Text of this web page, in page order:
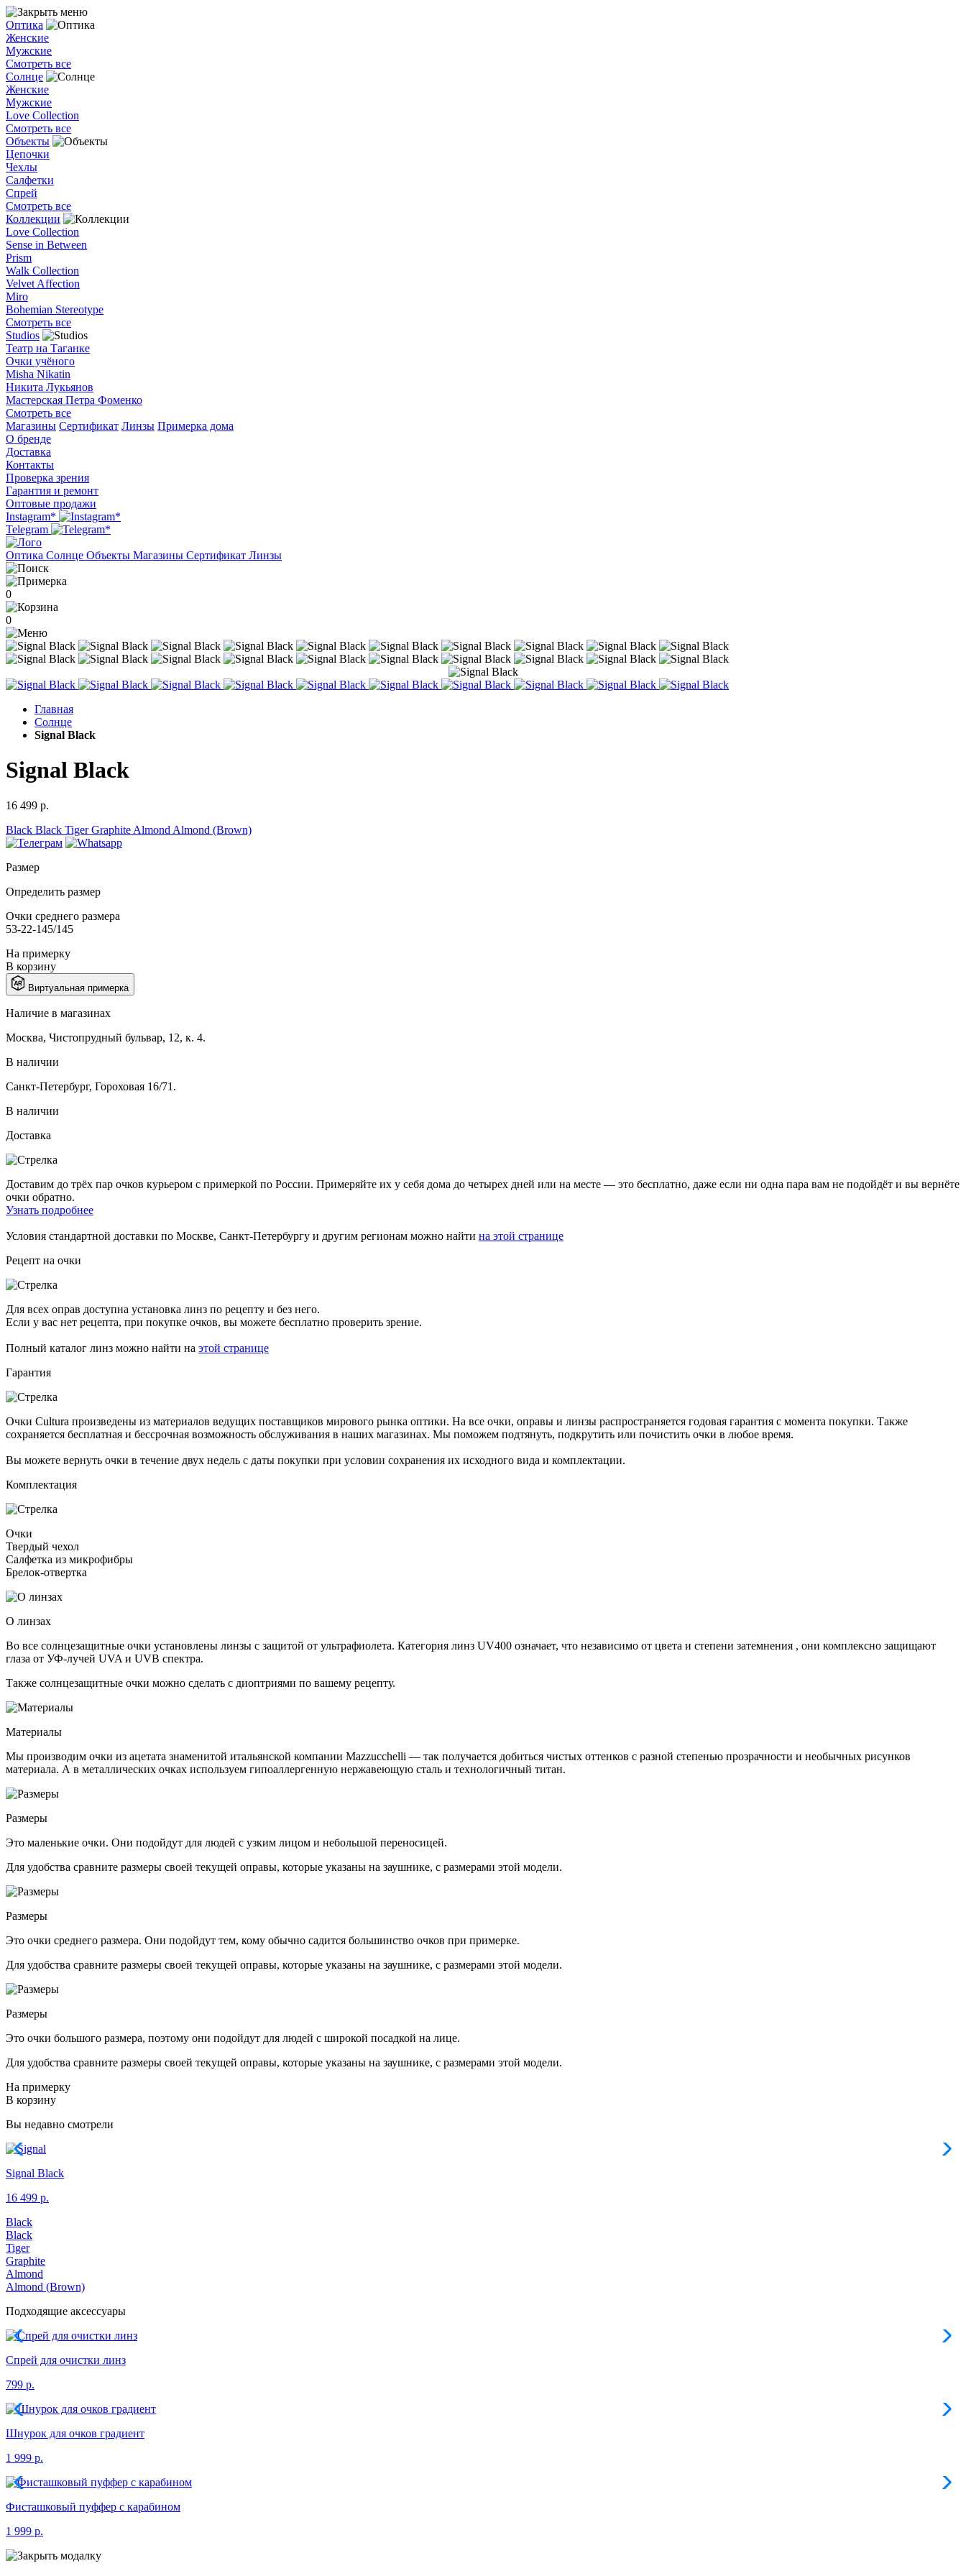
Оптика
Женские
Мужские
Смотреть все
Солнце
Женские
Мужские
Love Collection
Смотреть все
Объекты
Цепочки
Чехлы
Салфетки
Спрей
Смотреть все
Коллекции
Love Collection
Sense in Between
Prism
Walk Collection
Velvet Affection
Miro
Bohemian Stereotype
Смотреть все
Studios
Театр на Таганке
Очки учёного
Misha Nikatin
Никита Лукьянов
Мастерская Петра Фоменко
Смотреть все
Магазины Сертификат Линзы Примерка дома
О бренде
Доставка
Контакты
Проверка зрения
Гарантия и ремонт
Оптовые продажи
Instagram*
Telegram
Оптика Солнце Объекты Магазины Сертификат Линзы
0
0
Главная
Солнце
Signal Black
Signal Black
16 499 р.
Black Black Tiger Graphite Almond Almond (Brown)
Размер
Определить размер
Очки среднего размера
53-22-145/145
На примерку
В корзину
Виртуальная примерка
Наличие в магазинах
Москва, Чистопрудный бульвар, 12, к. 4.
В наличии
Санкт-Петербург, Гороховая 16/71.
В наличии
Доставка
Доставим до трёх пар очков курьером с примеркой по России. Примеряйте их у себя дома до четырех дней или на месте — это бесплатно, даже если ни одна пара вам не подойдёт и вы вернёте
очки обратно.
Узнать подробнее
Условия стандартной доставки по Москве, Санкт-Петербургу и другим регионам можно найти на этой странице
Рецепт на очки
Для всех оправ доступна установка линз по рецепту и без него.
Если у вас нет рецепта, при покупке очков, вы можете бесплатно проверить зрение.
Полный каталог линз можно найти на этой странице
Гарантия
Очки Cultura произведены из материалов ведущих поставщиков мирового рынка оптики. На все очки, оправы и линзы распространяется годовая гарантия с момента покупки. Также
сохраняется бесплатная и бессрочная возможность обслуживания в наших магазинах. Мы поможем подтянуть, подкрутить или почистить очки в любое время.
Вы можете вернуть очки в течение двух недель с даты покупки при условии сохранения их исходного вида и комплектации.
Комплектация
Очки
Твердый чехол
Салфетка из микрофибры
Брелок-отвертка
О линзах
Во все солнцезащитные очки установлены линзы c защитой от ультрафиолета. Категория линз UV400 означает, что независимо от цвета и степени затемнения , они комплексно защищают
глаза от УФ-лучей UVA и UVB спектра.
Также солнцезащитные очки можно сделать с диоптриями по вашему рецепту.
Материалы
Мы производим очки из ацетата знаменитой итальянской компании Mazzucchelli — так получается добиться чистых оттенков с разной степенью прозрачности и необычных рисунков
материала. А в металлических очках используем гипоаллергенную нержавеющую сталь и технологичный титан.
Размеры
Это маленькие очки. Они подойдут для людей с узким лицом и небольшой переносицей.
Для удобства сравните размеры своей текущей оправы, которые указаны на заушнике, с размерами этой модели.
Размеры
Это очки среднего размера. Они подойдут тем, кому обычно садится большинство очков при примерке.
Для удобства сравните размеры своей текущей оправы, которые указаны на заушнике, с размерами этой модели.
Размеры
Это очки большого размера, поэтому они подойдут для людей с широкой посадкой на лице.
Для удобства сравните размеры своей текущей оправы, которые указаны на заушнике, с размерами этой модели.
На примерку
В корзину
Вы недавно смотрели
Signal Black
16 499 р.
Black
Black
Tiger
Graphite
Almond
Almond (Brown)
Подходящие аксессуары
Спрей для очистки линз
799 р.
Шнурок для очков градиент
1 999 р.
Фисташковый пуффер с карабином
1 999 р.